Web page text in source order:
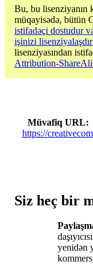
Bu, bu lisenziyanın
müqayisədə, bütün
istifadəçi dostudur
işinizi
lisenziyasından
Attribution-
Müvafiq URL
https://
Siz heç bir
yenidən